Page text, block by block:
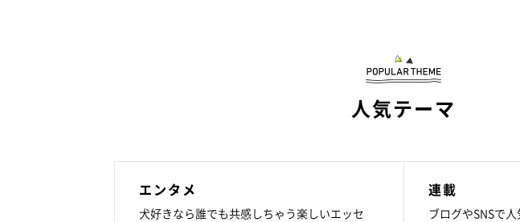
人気テーマ
エンタメ
犬好きなら誰でも共感しちゃう楽しいエッセ
連載
ブログやSNSで